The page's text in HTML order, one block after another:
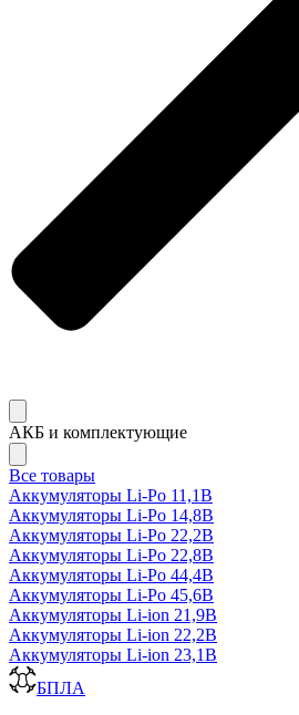
АКБ и комплектующие
Все товары
Аккумуляторы Li-Po 11,1В
Аккумуляторы Li-Po 14,8В
Аккумуляторы Li-Po 22,2В
Аккумуляторы Li-Po 22,8В
Аккумуляторы Li-Po 44,4В
Аккумуляторы Li-Po 45,6В
Аккумуляторы Li-ion 21,9В
Аккумуляторы Li-ion 22,2В
Аккумуляторы Li-ion 23,1В
БПЛА